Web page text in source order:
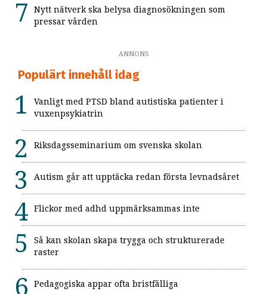
Nytt nätverk ska belysa diagnosökningen som
pressar vården
ANNONS
Populärt innehåll idag
Vanligt med PTSD bland autistiska patienter i
vuxenpsykiatrin
Riksdagsseminarium om svenska skolan
Autism går att upptäcka redan första levnadsåret
Flickor med adhd uppmärksammas inte
Så kan skolan skapa trygga och strukturerade
raster
Pedagogiska appar ofta bristfälliga